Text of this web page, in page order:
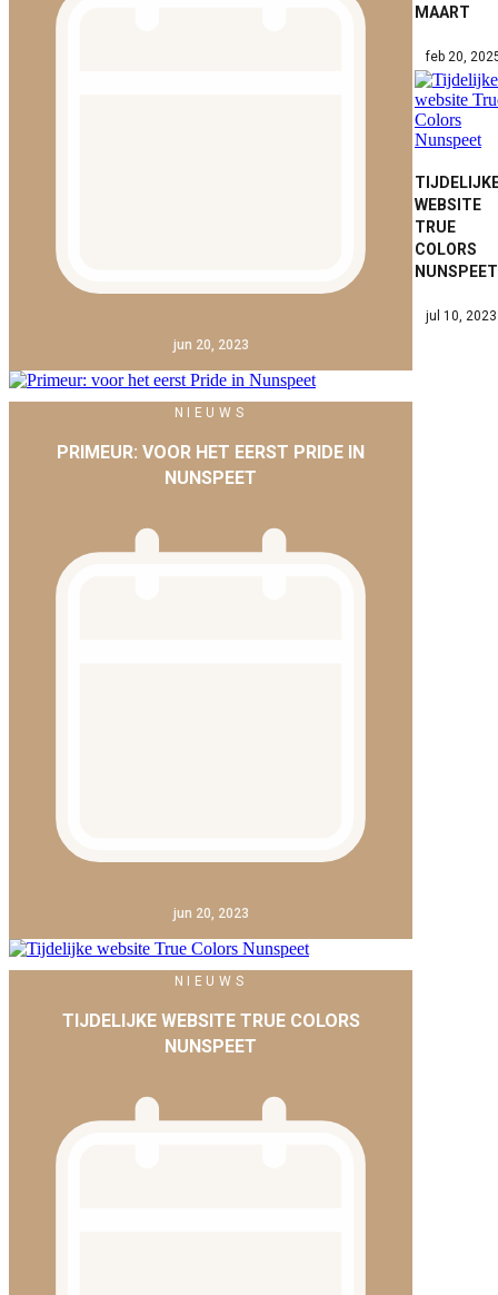
jun 20, 2023
NIEUWS
PRIMEUR: VOOR HET EERST PRIDE IN
NUNSPEET
jun 20, 2023
NIEUWS
TIJDELIJKE WEBSITE TRUE COLORS
NUNSPEET
MAART
feb 20,
WEBSITE
TRUE
COLORS
NUNSPEET
jul 10, 2023